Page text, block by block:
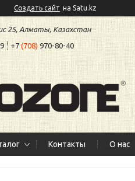
Создать сайт на Satu.kz
25, Алматы, Казахстан
+7(708) 970-80-40
Контакты О нас